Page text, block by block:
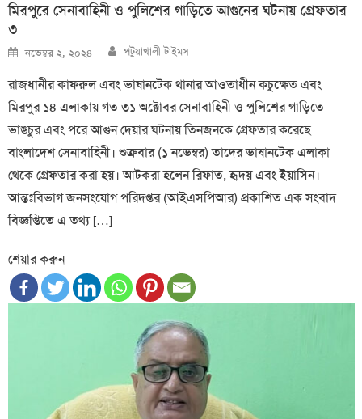
মিরপুরে সেনাবাহিনী ও পুলিশের গাড়িতে আগুনের ঘটনায় গ্রেফতার
৩
Posted
on
নভেম্বর ২, ২০২৪ Author
পটুয়াখালী টাইমস
রাজধানীর কাফরুল এবং ভাষানটেক থানার আওতাধীন কচুক্ষেত এবং
মিরপুর ১৪ এলাকায় গত ৩১ অক্টোবর সেনাবাহিনী ও পুলিশের গাড়িতে
ভাঙচুর এবং পরে আগুন দেয়ার ঘটনায় তিনজনকে গ্রেফতার করেছে
বাংলাদেশ সেনাবাহিনী। শুক্রবার (১ নভেম্বর) তাদের ভাষানটেক এলাকা
থেকে গ্রেফতার করা হয়। আটকরা হলেন রিফাত, হৃদয় এবং ইয়াসিন।
আন্তঃবিভাগ জনসংযোগ পরিদপ্তর (আইএসপিআর) প্রকাশিত এক সংবাদ
বিজ্ঞপ্তিতে এ তথ্য […]
শেয়ার করুন